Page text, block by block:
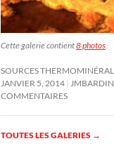
Cette galerie contient8 photos
SOURCES
JANVIER 5, 2014
COMMENTAIRES
TOUTES LES GALERIES →